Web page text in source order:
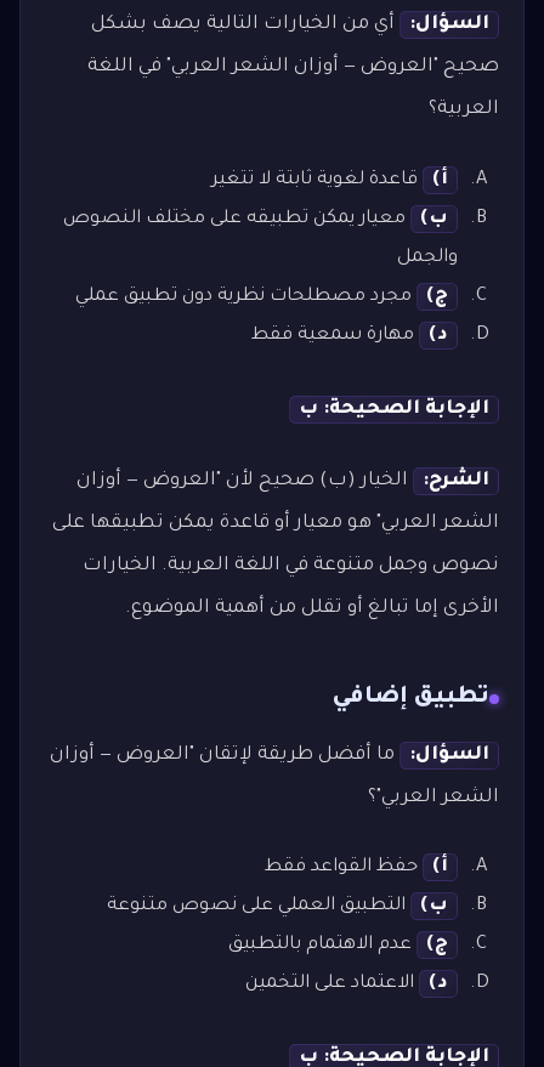
السؤال: أي من الخيارات التالية يصف بشكل
صحيح "العروض — أوزان الشعر العربي" في اللغة
العربية؟
أ)
قاعدة لغوية ثابتة لا تتغير
ب)
معيار يمكن تطبيقه على مختلف النصوص
والجمل
ج)
مجرد مصطلحات نظرية دون تطبيق عملي
د)
مهارة سمعية فقط
الإجابة الصحيحة: ب
الشرح: الخيار (ب) صحيح لأن "العروض — أوزان
الشعر العربي" هو معيار أو قاعدة يمكن تطبيقها على
نصوص وجمل متنوعة في اللغة العربية. الخيارات
الأخرى إما تبالغ أو تقلل من أهمية الموضوع.
تطبيق إضافي
السؤال: ما أفضل طريقة لإتقان "العروض — أوزان
الشعر العربي"؟
أ)
حفظ القواعد فقط
ب)
التطبيق العملي على نصوص متنوعة
ج)
عدم الاهتمام بالتطبيق
د)
الاعتماد على التخمين
الإجابة الصحيحة: ب